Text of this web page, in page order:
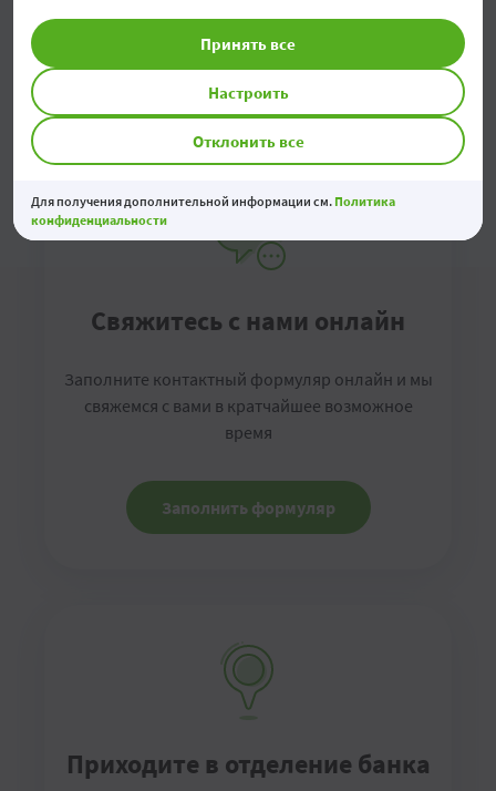
Информационная форма для вкладчиков
Свяжитесь с нами онлайн
Заполните контактный формуляр онлайн и мы
свяжемся с вами в кратчайшее возможное
время
Заполнить формуляр
Приходите в отделение банка
Отклонить все
Настроить
Принять все
Для получения дополнительной информации см. Политика
конфиденциальности